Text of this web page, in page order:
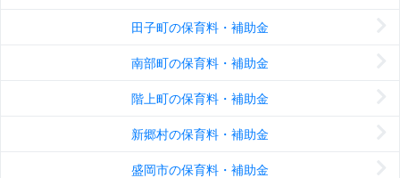
田子町の保育料・補助金
南部町の保育料・補助金
階上町の保育料・補助金
新郷村の保育料・補助金
盛岡市の保育料・補助金